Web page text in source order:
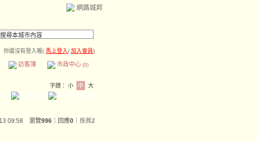
網路城邦
你還沒有登入喔( 馬上登入/ 加入會員)
訪客簿 市政中心 (0)
字體： 小 中 大
09:58 瀏覽996 ｜回應0 推薦2